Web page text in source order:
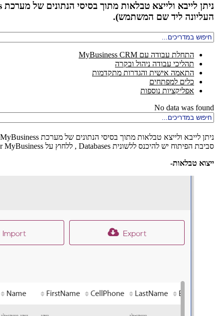
העליונה ליד שם המשתמש).
התחלת עבודה עם MyBusiness CRM
תהליכי עבודה ניהול ובקרה
התאמה אישית והגדרות מתקדמות
כלים למפתחים
אפליקציות נוספות
No data was found
סביבת הפיתוח יש להיכנס ללשונית Databases , ללחוץ על DB for MyBusiness ולהיכנס ללשונית Tables. כעת יש לבחור את הטבלה שאותה נרצה לייצא או לייבא (ע"י לחיצה על לחצן העריכה Edit).
ייצוא טבלאות-